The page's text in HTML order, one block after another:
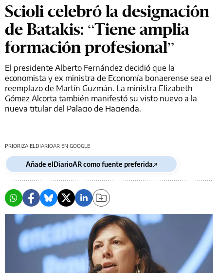
Scioli celebró la designación
de Batakis: “Tiene amplia
formación profesional”
El presidente Alberto Fernández decidió que la
economista y ex ministra de Economía bonaerense sea el
reemplazo de Martín Guzmán. La ministra Elizabeth
Gómez Alcorta también manifestó su visto nuevo a la
nueva titular del Palacio de Hacienda.
PRIORIZA ELDIARIOAR EN GOOGLE
Añade elDiarioAR como fuente preferida